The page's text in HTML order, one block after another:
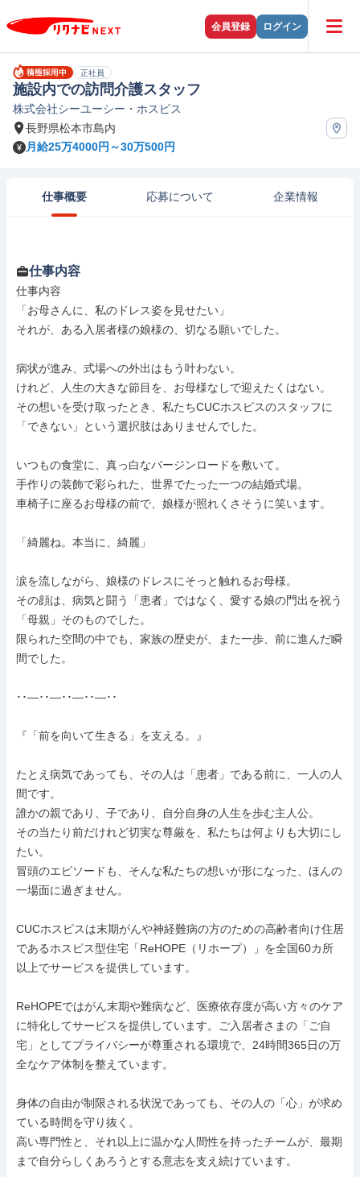
会員登録 ログイン
正社員
施設内での訪問介護スタッフ
株式会社シーユーシー・ホスピス
長野県松本市島内
月給25万4000円～30万500円
仕事概要 応募について 企業情報
仕事内容
仕事内容
「お母さんに、私のドレス姿を見せたい」
それが、ある入居者様の娘様の、切なる願いでした。
病状が進み、式場への外出はもう叶わない。
けれど、人生の大きな節目を、お母様なしで迎えたくはない。
その想いを受け取ったとき、私たちCUCホスピスのスタッフに
「できない」という選択肢はありませんでした。
いつもの食堂に、真っ白なバージンロードを敷いて。
手作りの装飾で彩られた、世界でたった一つの結婚式場。
車椅子に座るお母様の前で、娘様が照れくさそうに笑います。
「綺麗ね。本当に、綺麗」
涙を流しながら、娘様のドレスにそっと触れるお母様。
その顔は、病気と闘う「患者」ではなく、愛する娘の門出を祝う
「母親」そのものでした。
限られた空間の中でも、家族の歴史が、また一歩、前に進んだ瞬
間でした。
･･―･･―･･―･･―･･
『「前を向いて生きる」を支える。』
たとえ病気であっても、その人は「患者」である前に、一人の人
間です。
誰かの親であり、子であり、自分自身の人生を歩む主人公。
その当たり前だけれど切実な尊厳を、私たちは何よりも大切にし
たい。
冒頭のエピソードも、そんな私たちの想いが形になった、ほんの
一場面に過ぎません。
CUCホスピスは末期がんや神経難病の方のための高齢者向け住居
であるホスピス型住宅「ReHOPE（リホープ）」を全国60カ所
以上でサービスを提供しています。
ReHOPEではがん末期や難病など、医療依存度が高い方々のケア
に特化してサービスを提供しています。ご入居者さまの「ご自
宅」としてプライバシーが尊重される環境で、24時間365日の万
全なケア体制を整えています。
身体の自由が制限される状況であっても、その人の「心」が求め
ている時間を守り抜く。
高い専門性と、それ以上に温かな人間性を持ったチームが、最期
まで自分らしくあろうとする意志を支え続けています。